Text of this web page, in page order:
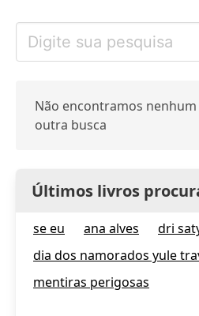
Não encontramos
outra busca
Últimos livros
se eu ana alves
dri
dia dos namorados yule
mentiras perigosas